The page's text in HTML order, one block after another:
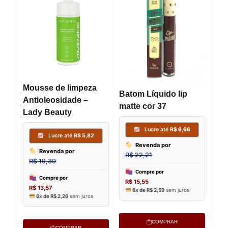
Mousse de limpeza
Antioleosidade –
Lady Beauty
Batom Líquido lip
matte cor 37
COMPRAR